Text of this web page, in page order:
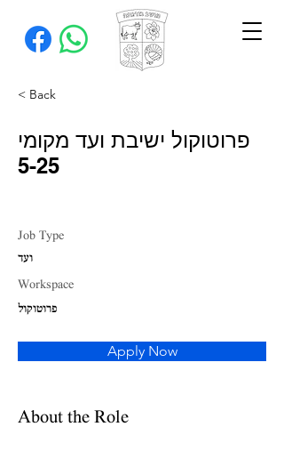
< Back
פרוטוקול ישיבת ועד מקומי
5-25
Job Type
ועד
Workspace
פרוטוקול
Apply Now
About the Role